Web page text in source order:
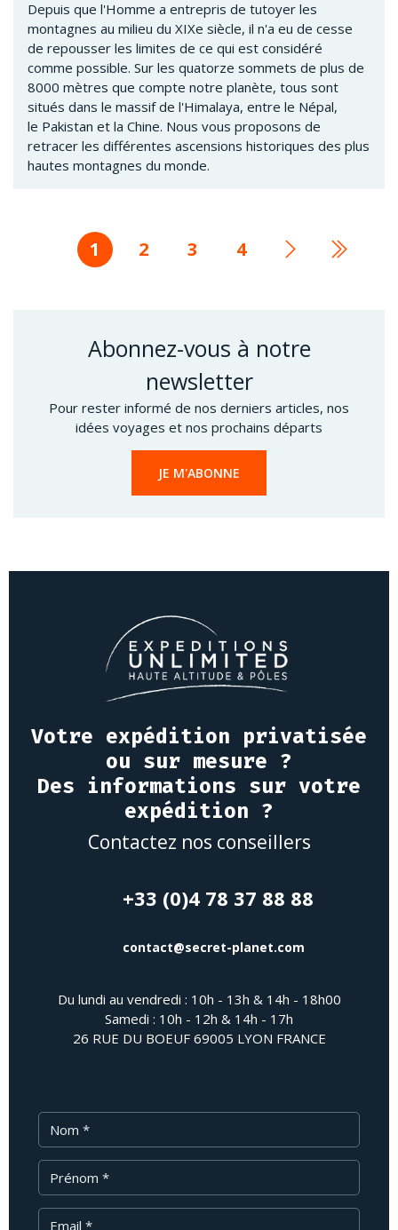
Depuis que l'Homme a entrepris de tutoyer les
montagnes au milieu du XIXe siècle, il n'a eu de cesse
de repousser les limites de ce qui est considéré
comme possible. Sur les quatorze sommets de plus de
8000 mètres que compte notre planète, tous sont
situés dans le massif de l'Himalaya, entre le Népal,
le Pakistan et la Chine. Nous vous proposons de
retracer les différentes ascensions historiques des plus
hautes montagnes du monde.
Page
1 Page
2 Page
3 Page
4
Page
Abonnez-vous à notre
newsletter
Pour rester informé de nos derniers articles, nos
idées voyages et nos prochains départs
JE M'ABONNE
Votre expédition privatisée
ou sur mesure ?
Des informations sur votre
expédition ?
Contactez nos conseillers
+33 (0)4 78 37 88 88
contact@secret-planet.com
Du lundi au vendredi : 10h - 13h & 14h - 18h00
Samedi : 10h - 12h & 14h - 17h
26 RUE DU BOEUF 69005 LYON FRANCE
Nom
Prénom
Email